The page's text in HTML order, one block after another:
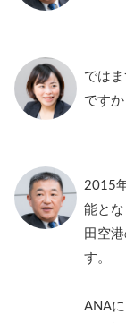
では
ですか
2015
能と
田空
す。
ANA